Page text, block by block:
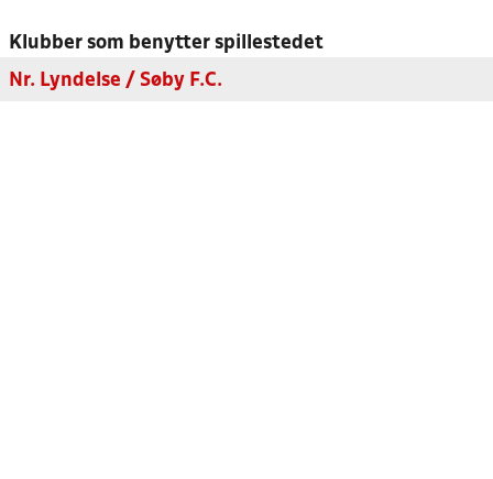
Klubber som benytter spillestedet
Nr. Lyndelse / Søby F.C.